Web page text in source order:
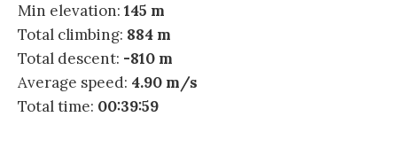
Min elevation: 145 m
Total climbing: 884 m
Total descent: -810 m
Average speed: 4.90 m/s
Total time: 00:39:59